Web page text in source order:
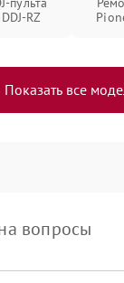
RZ
Показать все
вопросы